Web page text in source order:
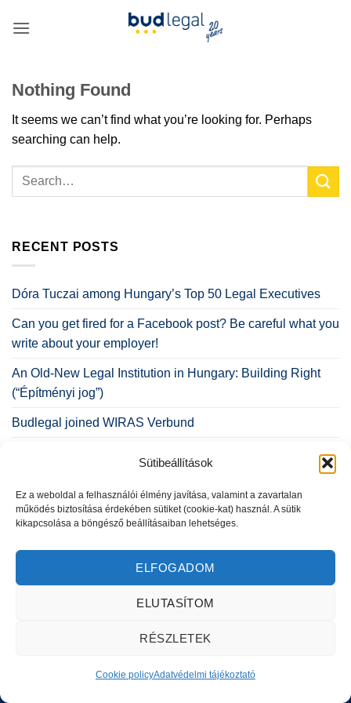
Sütibeállítások
Ez a weboldal a felhasználói élmény javítása, valamint a zavartalan
működés biztosítása érdekében sütiket (cookie-kat) használ. A sütik
kikapcsolása a böngésző beállításaiban lehetséges.
ELFOGADOM
ELUTASÍTOM
RÉSZLETEK
Cookie policyAdatvédelmi tájékoztató
Nothing Found
It seems we can’t find what you’re looking for. Perhaps
searching can help.
RECENT POSTS
Dóra Tuczai among Hungary’s Top 50 Legal Executives
Can you get fired for a Facebook post? Be careful what you
write about your employer!
An Old-New Legal Institution in Hungary: Building Right
(“Építményi jog”)
Budlegal joined WIRAS Verbund
Impresszum
Copyright 2026 © BUD-LEGAL - Powered by